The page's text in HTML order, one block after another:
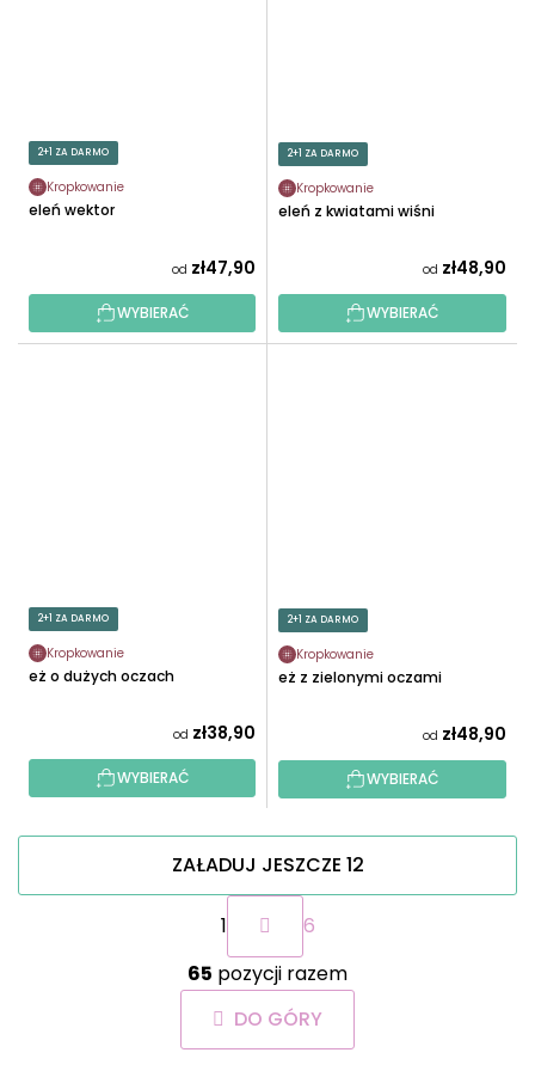
2+1 ZA DARMO
Kropkowanie
Jeleń wektor
od zł47,90
WYBIERAĆ
2+1 ZA DARMO
Kropkowanie
Jeleń z kwiatami wiśni
od zł48,90
WYBIERAĆ
2+1 ZA DARMO
Kropkowanie
Jeż o dużych oczach
od zł38,90
WYBIERAĆ
2+1 ZA DARMO
Kropkowanie
Jeż z zielonymi oczami
od zł48,90
WYBIERAĆ
K
o
n
t
r
ZAŁADUJ JESZCZE 12
P
a
g
i
n
a
c
1
6
65 pozycji razem
DO GÓRY